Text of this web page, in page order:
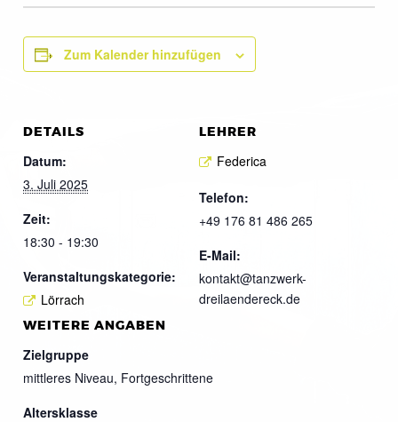
Zum Kalender hinzufügen
DETAILS
Datum:
3. Juli 2025
Zeit:
18:30 - 19:30
Veranstaltungskategorie:
Lörrach
LEHRER
Federica
Telefon:
+49 176 81 486 265
E-Mail:
kontakt@tanzwerk-
dreilaendereck.de
WEITERE ANGABEN
Zielgruppe
mittleres Niveau, Fortgeschrittene
Altersklasse